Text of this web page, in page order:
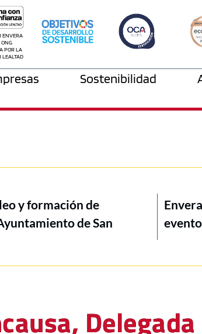
ENVERA
ONG
POR LA
LEALTAD
Sostenibilidad
y formación de
de San